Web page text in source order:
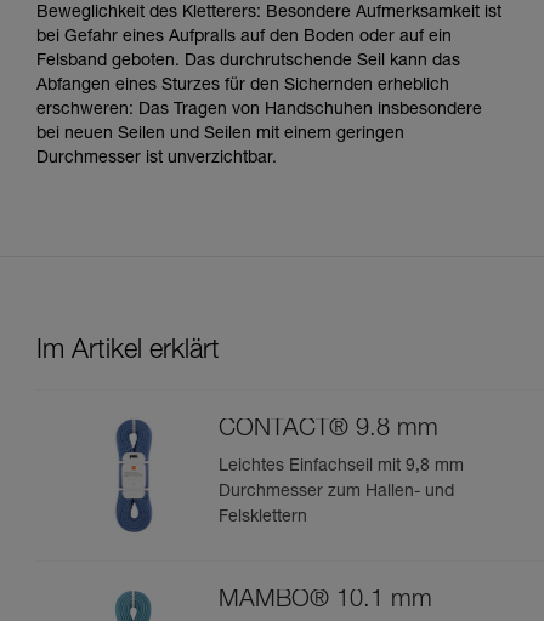
Beweglichkeit des Kletterers: Besondere Aufmerksamkeit ist
bei Gefahr eines Aufpralls auf den Boden oder auf ein
Felsband geboten. Das durchrutschende Seil kann das
Abfangen eines Sturzes für den Sichernden erheblich
erschweren: Das Tragen von Handschuhen insbesondere
bei neuen Seilen und Seilen mit einem geringen
Durchmesser ist unverzichtbar.
Im Artikel erklärt
CONTACT® 9.8 mm
Leichtes Einfachseil mit 9,8 mm
Durchmesser zum Hallen- und
Felsklettern
MAMBO® 10.1 mm